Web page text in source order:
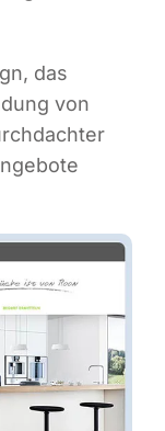
das
von